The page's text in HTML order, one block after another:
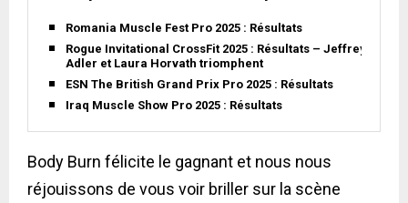
Romania Muscle Fest Pro 2025 : Résultats
Rogue Invitational CrossFit 2025 : Résultats – Jeffrey
Adler et Laura Horvath triomphent
ESN The British Grand Prix Pro 2025 : Résultats
Iraq Muscle Show Pro 2025 : Résultats
Body Burn félicite le gagnant et nous nous
réjouissons de vous voir briller sur la scène